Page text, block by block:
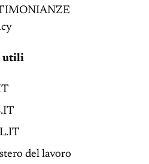
utili
del lavoro